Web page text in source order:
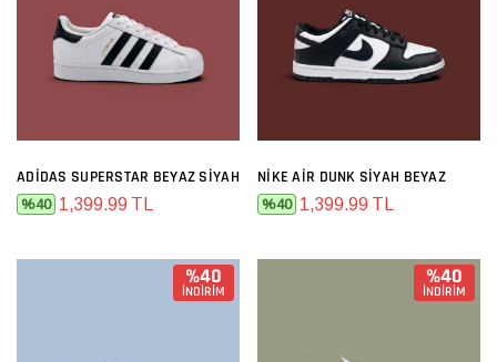
ADIDAS SUPERSTAR BEYAZ SIYAH
%40 1,399.99 TL
NIKE AIR DUNK SIYAH BEYAZ
%40 1,399.99 TL
%40
İNDİRİM
%40
İNDİRİM